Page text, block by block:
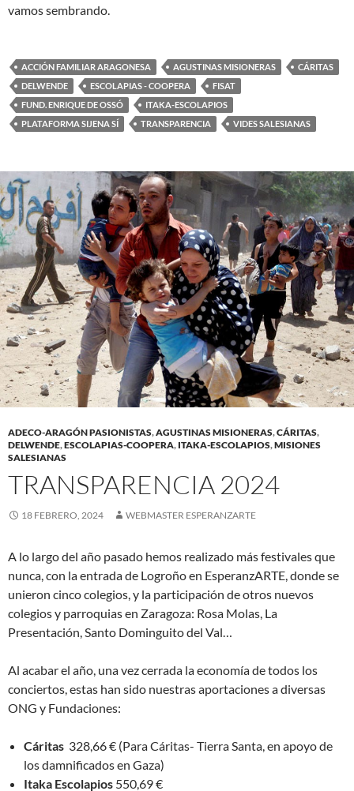
vamos sembrando.
ACCIÓN FAMILIAR ARAGONESA AGUSTINAS MISIONERAS
CÁRITAS
DELWENDE
ESCOLAPIAS - COOPERA
FISAT
FUND. ENRIQUE DE OSSÓ
ITAKA-ESCOLAPIOS
PLATAFORMA SIJENA SÍ
TRANSPARENCIA VIDES SALESIANAS
ADECO-ARAGÓN PASIONISTAS,AGUSTINAS MISIONERAS,CÁRITAS,
DELWENDE,ESCOLAPIAS-COOPERA, ITAKA-ESCOLAPIOS,MISIONES
SALESIANAS
TRANSPARENCIA 2024
18 FEBRERO, 2024 WEBMASTER ESPERANZARTE
A lo largo del año pasado hemos realizado más festivales que
nunca, con la entrada de Logroño en EsperanzARTE, donde se
unieron cinco colegios, y la participación de otros nuevos
colegios y parroquias en Zaragoza: Rosa Molas, La
Presentación, Santo Dominguito del Val…
Al acabar el año, una vez cerrada la economía de todos los
conciertos, estas han sido nuestras aportaciones a diversas
ONG y Fundaciones:
Cáritas 328,66 € (Para Cáritas- Tierra Santa, en apoyo de
los damnificados en Gaza)
Itaka Escolapios 550,69 €